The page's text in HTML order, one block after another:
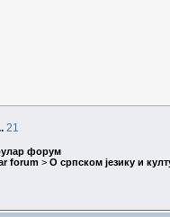
21
форум
forum > О српском језику и